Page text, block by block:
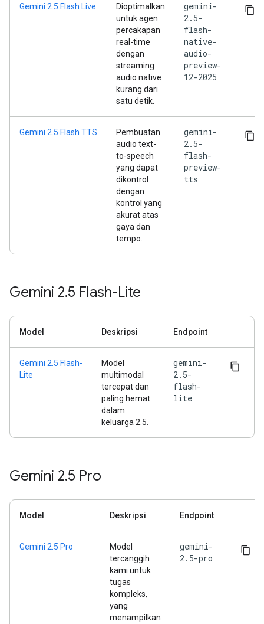
Gemini 2.5 Flash Live
Dioptimalkan
untuk agen
percakapan
real-time
dengan
streaming
audio native
kurang dari
satu detik.
gemini-
2.5-
flash-
native-
audio-
preview-
12-2025
Gemini 2.5 Flash TTS
Pembuatan
audio text-
to-speech
yang dapat
dikontrol
dengan
kontrol yang
akurat atas
gaya dan
tempo.
gemini-
2.5-
flash-
preview-
tts
Gemini 2.5 Flash-Lite
Model Deskripsi Endpoint
Gemini 2.5 Flash-
Lite
Model
multimodal
tercepat dan
paling hemat
dalam
keluarga 2.5.
gemini-
2.5-
flash-
lite
Gemini 2.5 Pro
Model Deskripsi Endpoint
Gemini 2.5 Pro
Model
tercanggih
kami untuk
tugas
kompleks,
yang
menampilkan
gemini-
2.5-pro